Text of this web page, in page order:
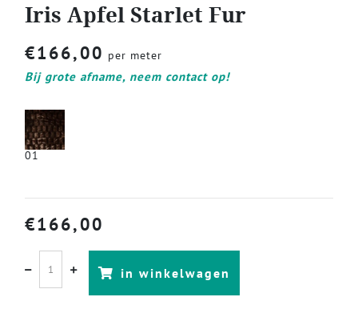
Iris Apfel Starlet Fur
€166,00 per meter
Bij grote afname, neem contact op!
01
€166,00
in winkelwagen